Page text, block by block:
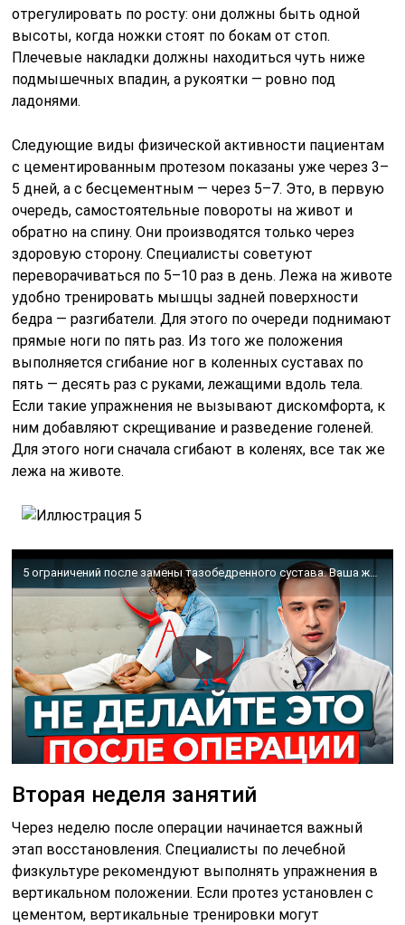
отрегулировать по росту: они должны быть одной
высоты, когда ножки стоят по бокам от стоп.
Плечевые накладки должны находиться чуть ниже
подмышечных впадин, а рукоятки — ровно под
ладонями.
Следующие виды физической активности пациентам
с цементированным протезом показаны уже через 3–
5 дней, а с бесцементным — через 5–7. Это, в первую
очередь, самостоятельные повороты на живот и
обратно на спину. Они производятся только через
здоровую сторону. Специалисты советуют
переворачиваться по 5–10 раз в день. Лежа на животе
удобно тренировать мышцы задней поверхности
бедра — разгибатели. Для этого по очереди поднимают
прямые ноги по пять раз. Из того же положения
выполняется сгибание ног в коленных суставах по
пять — десять раз с руками, лежащими вдоль тела.
Если такие упражнения не вызывают дискомфорта, к
ним добавляют скрещивание и разведение голеней.
Для этого ноги сначала сгибают в коленях, все так же
лежа на животе.
5 ограничений после замены тазобедренного сустава. Ваша жизнь измениться после эндопротезирования.
Вторая неделя занятий
Через неделю после операции начинается важный
этап восстановления. Специалисты по лечебной
физкультуре рекомендуют выполнять упражнения в
вертикальном положении. Если протез установлен с
цементом, вертикальные тренировки могут